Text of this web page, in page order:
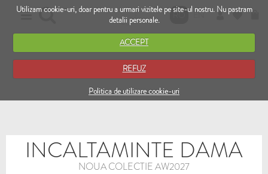
Utilizam cookie-uri, doar pentru a urmari vizitele pe site-ul nostru. Nu pastram
detalii personale.
ACCEPT
REFUZ
Politica de utilizare cookie-uri
RO EN
INCALTAMINTE DAMA
NOUA COLECTIE AW2027